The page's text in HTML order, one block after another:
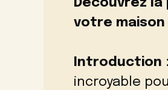
Découvrez
votre maison
Introduction
incroyable